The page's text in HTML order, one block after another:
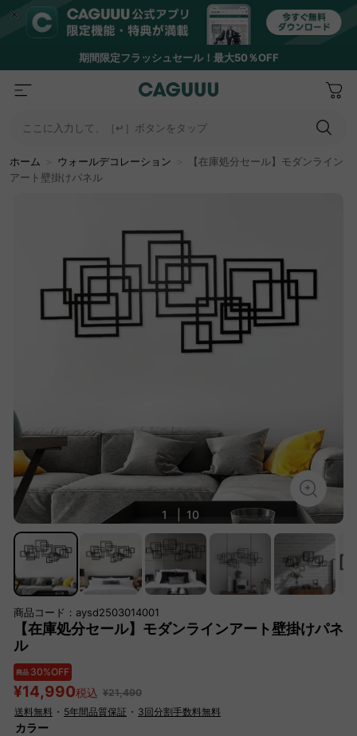
期間限定フラッシュセール！最大50％OFF
ここに入力して、［↵］ボタンをタップ
ホーム ウォールデコレーション
【在庫処分セール】モダンライン
アート壁掛けパネル
1 10
商品コード：aysd2503014001
【在庫処分セール】モダンラインアート壁掛けパネ
ル
商品 30%OFF
¥14,990税込 ¥21,490
送料無料 ・ 5年間品質保証 ・ 3回分割手数料無料
カラー